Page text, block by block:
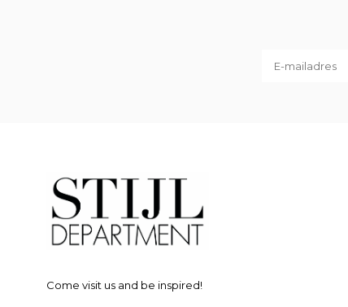
Come visit us and be inspired!